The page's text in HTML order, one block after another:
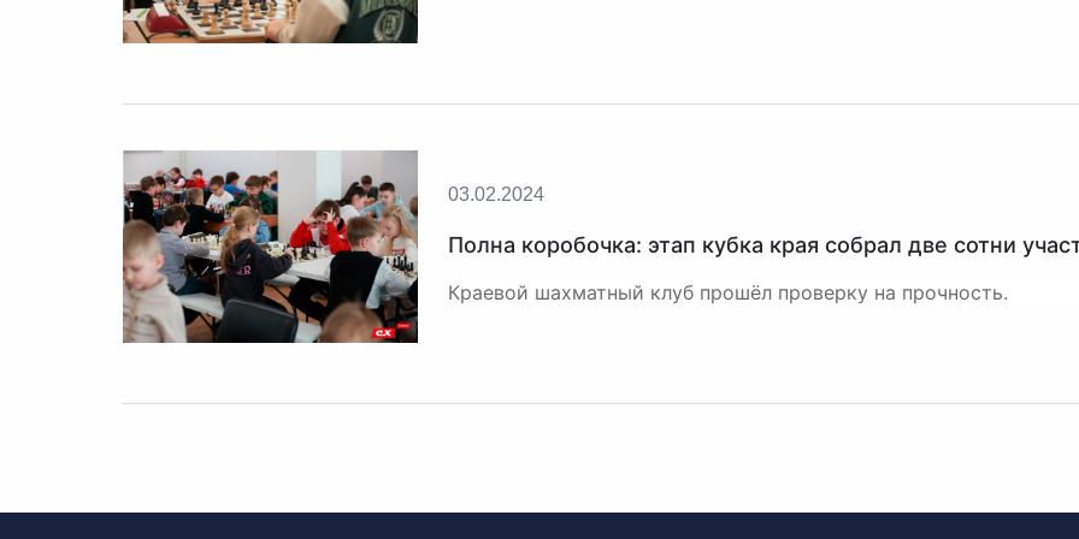
03.02.2024
Полна коробочка: этап кубка края собрал две сотни
Краевой шахматный клуб прошёл проверку на прочность.